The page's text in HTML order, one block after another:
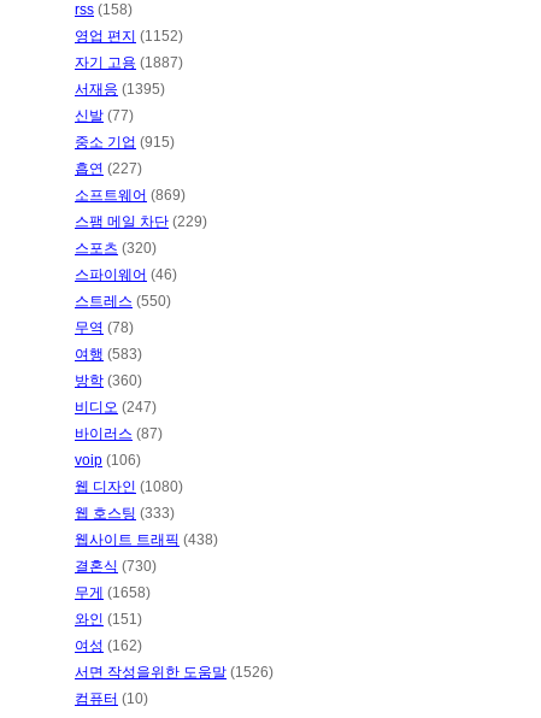
rss (158)
영업 편지 (1152)
자기 고용 (1887)
서재응 (1395)
신발 (77)
중소 기업 (915)
흡연 (227)
소프트웨어 (869)
스팸 메일 차단 (229)
스포츠 (320)
스파이웨어 (46)
스트레스 (550)
무역 (78)
여행 (583)
방학 (360)
비디오 (247)
바이러스 (87)
voip (106)
웹 디자인 (1080)
웹 호스팅 (333)
웹사이트 트래픽 (438)
결혼식 (730)
무게 (1658)
와인 (151)
여성 (162)
서면 작성을위한 도움말 (1526)
컴퓨터 (10)